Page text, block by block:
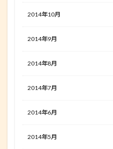
2014年10月
2014年9月
2014年8月
2014年7月
2014年6月
2014年5月